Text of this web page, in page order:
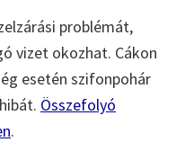
problémát,
vizet okozhat. Cákon
esetén szifonpohár
Összefolyó
.